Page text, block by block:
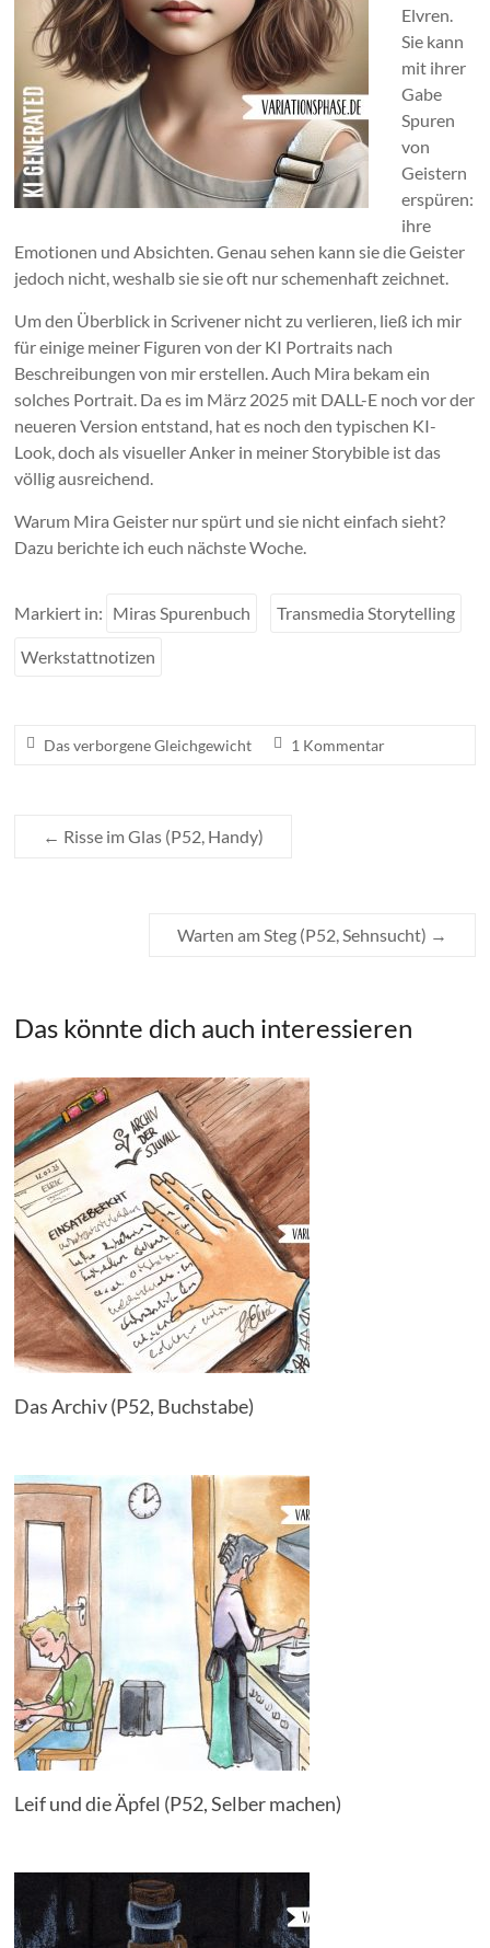
Elvren.
Sie kann
mit ihrer
Gabe
Spuren
von
Geistern
erspüren:
ihre
Emotionen und Absichten. Genau sehen kann sie die Geister
jedoch nicht, weshalb sie sie oft nur schemenhaft zeichnet.
Um den Überblick in Scrivener nicht zu verlieren, ließ ich mir
für einige meiner Figuren von der KI Portraits nach
Beschreibungen von mir erstellen. Auch Mira bekam ein
solches Portrait. Da es im März 2025 mit DALL-E noch vor der
neueren Version entstand, hat es noch den typischen KI-
Look, doch als visueller Anker in meiner Storybible ist das
völlig ausreichend.
Warum Mira Geister nur spürt und sie nicht einfach sieht?
Dazu berichte ich euch nächste Woche.
Markiert in: Miras Spurenbuch Transmedia Storytelling
Werkstattnotizen
Das verborgene Gleichgewicht 1 Kommentar
← Risse im Glas (P52, Handy)
Warten am Steg (P52, Sehnsucht) →
Das könnte dich auch interessieren
Das Archiv (P52, Buchstabe)
Leif und die Äpfel (P52, Selber machen)